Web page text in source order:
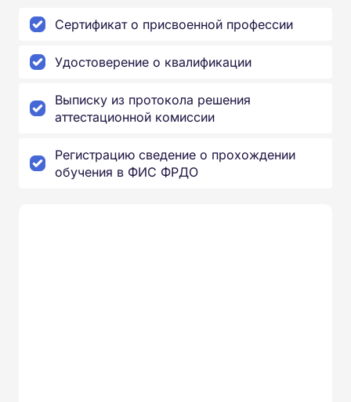
Сертификат о присвоенной профессии
Удостоверение о квалификации
Выписку из протокола решения
аттестационной комиссии
Регистрацию сведение о прохождении
обучения в ФИС ФРДО